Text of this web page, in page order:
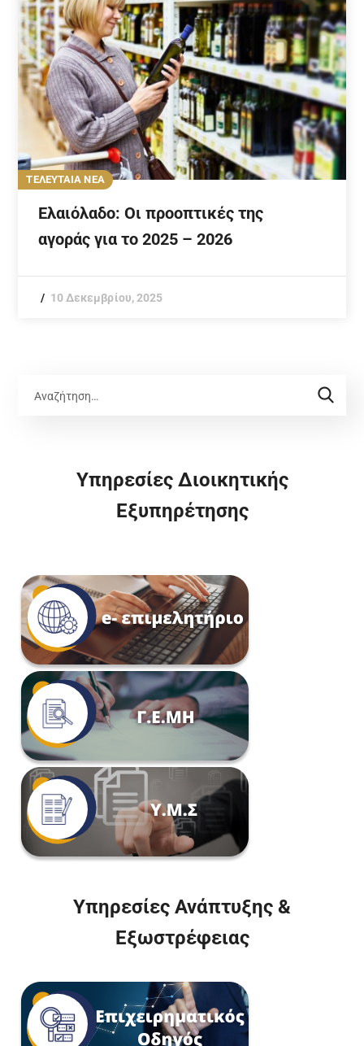
ΤΕΛΕΥΤΑΙΑ ΝΕΑ
Ελαιόλαδο: Οι προοπτικές της
αγοράς για το 2025 – 2026
10 Δεκεμβρίου, 2025
Υπηρεσίες Διοικητικής
Εξυπηρέτησης
Υπηρεσίες Ανάπτυξης &
Εξωστρέφειας